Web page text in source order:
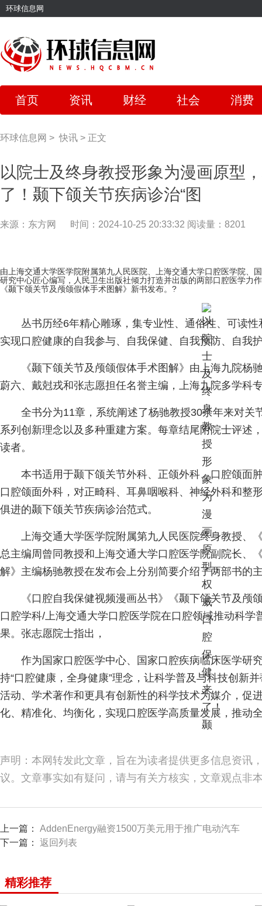
环球信息网
首页 资讯 财经 社会 消费
环球信息网 >快讯 > 正文
以院士及终身教授形象为漫画原型
了！颞下颌关节疾病诊治“图
来源：东方网 时间：2024-10-25 20:33:32 阅读量：8201
由上海交通大学医学院附属第九人民医院、上海交通大学口腔医学院、
研究中心匠心编写，人民卫生出版社倾力打造并出版的两部口腔医学
《颞下颌关节及颅颌假体手术图解》新书发布。?
丛书历经6年精心雕琢，集专业性、通俗性、可读
实现口腔健康的自我参与、自我保健、自我预防、自我
《颞下颌关节及颅颌假体手术图解》由上海九院杨
蔚六、戴尅戎和张志愿担任名誉主编，上海九院多学科
全书分为11章，系统阐述了杨驰教授30余年来对关
系列创新理念以及多种重建方案。每章结尾附院士评述
读者。
本书适用于颞下颌关节外科、正颌外科、口腔颌面
口腔颌面外科，对正畸科、耳鼻咽喉科、神经外科和整
俱进的颞下颌关节疾病诊治范式。
上海交通大学医学院附属第九人民医院终身教授、
总主编周曾同教授和上海交通大学口腔医学院副院长、
解》主编杨驰教授在发布会上分别简要介绍了两部书的
《口腔自我保健视频漫画丛书》《颞下颌关节及颅
口腔学科/上海交通大学口腔医学院在口腔领域推动科学
果。张志愿院士指出，
作为国家口腔医学中心、国家口腔疾病临床医学研
持“口腔健康，全身健康”理念，让科学普及与科技创新
活动、学术著作和更具有创新性的科学技术为媒介，促
化、精准化、均衡化，实现口腔医学高质量发展，推动
声明：本网转发此文章，旨在为读者提供更多信息资讯
议。文章事实如有疑问，请与有关方核实，文章观点非
上一篇： AddenEnergy融资1500万美元用于推广电动汽车
下一篇： 返回列表
精彩推荐